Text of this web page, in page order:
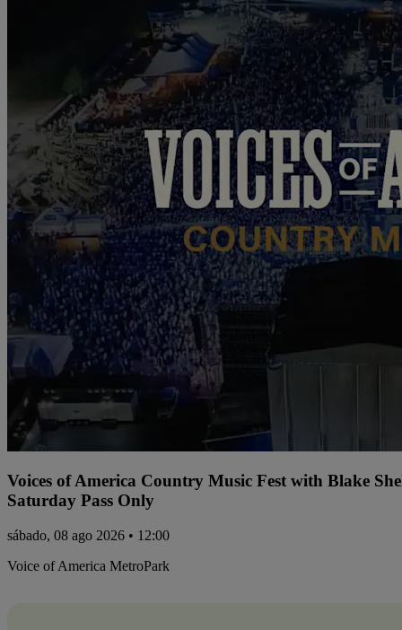
Voices of America Country Music Fest with Blake
Saturday Pass Only
sábado, 08 ago 2026 • 12:00
Voice of America MetroPark